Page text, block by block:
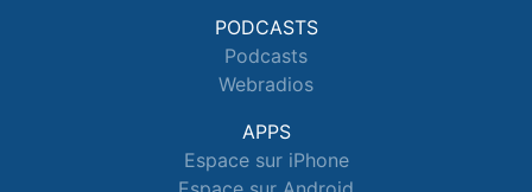
PODCASTS
Podcasts
Webradios
APPS
Espace sur iPhone